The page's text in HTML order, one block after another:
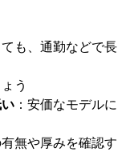
も、通勤などで長
う
：安価なモデルに
無や厚みを確認す